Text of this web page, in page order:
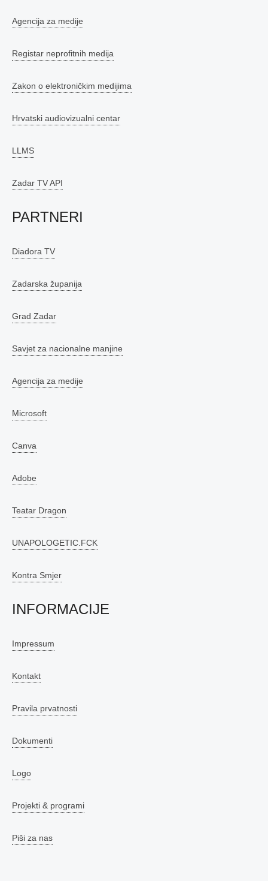
Agencija za medije
Registar neprofitnih medija
Zakon o elektroničkim medijima
Hrvatski audiovizualni centar
LLMS
Zadar TV API
PARTNERI
Diadora TV
Zadarska županija
Grad Zadar
Savjet za nacionalne manjine
Agencija za medije
Microsoft
Canva
Adobe
Teatar Dragon
UNAPOLOGETIC.FCK
Kontra Smjer
INFORMACIJE
Impressum
Kontakt
Pravila prvatnosti
Dokumenti
Logo
Projekti & programi
Piši za nas